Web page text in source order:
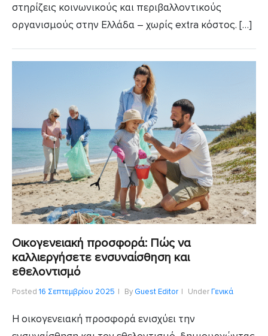
στηρίζεις κοινωνικούς και περιβαλλοντικούς
οργανισμούς στην Ελλάδα – χωρίς extra κόστος. […]
Οικογενειακή προσφορά: Πώς να
καλλιεργήσετε ενσυναίσθηση και
εθελοντισμό
Posted 16 Σεπτεμβρίου 2025 By Guest Editor UnderΓενικά
Η οικογενειακή προσφορά ενισχύει την